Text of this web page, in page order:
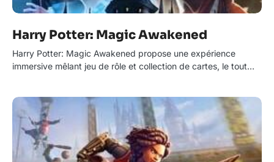
Harry Potter: Magic Awakened
Harry Potter: Magic Awakened propose une expérience
immersive mêlant jeu de rôle et collection de cartes, le tout…